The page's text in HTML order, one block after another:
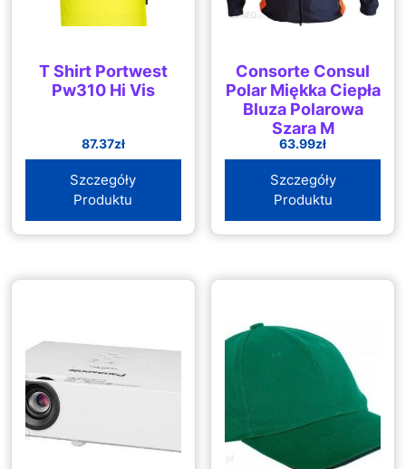
T Shirt Portwest
Pw310 Hi Vis
87.37zł
Szczegóły
Produktu
Consorte Consul
Polar Miękka Ciepła
Bluza Polarowa
Szara M
63.99zł
Szczegóły
Produktu